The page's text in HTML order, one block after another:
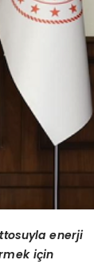
enerji
için